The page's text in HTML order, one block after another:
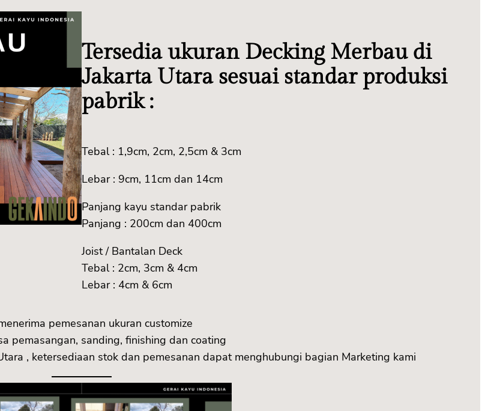
Tersedia ukuran Decking Merbau di
Jakarta Utara sesuai standar produksi
pabrik :
Tebal : 1,9cm, 2cm, 2,5cm & 3cm
Lebar : 9cm, 11cm dan 14cm
Panjang kayu standar pabrik
Panjang : 200cm dan 400cm
Joist / Bantalan Deck
Tebal : 2cm, 3cm & 4cm
Lebar : 4cm & 6cm
pemesanan ukuran customize
pemasangan, sanding, finishing dan coating
, ketersediaan stok dan pemesanan dapat menghubungi bagian Marketing kami